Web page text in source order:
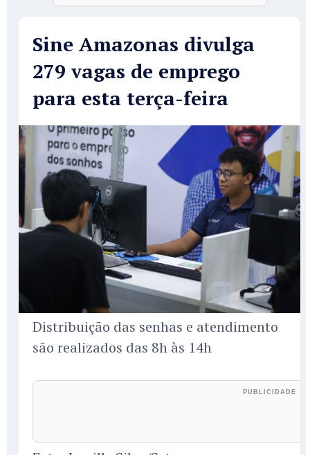
Sine Amazonas divulga
279 vagas de emprego
para esta terça-feira
Distribuição das senhas e atendimento
são realizados das 8h às 14h